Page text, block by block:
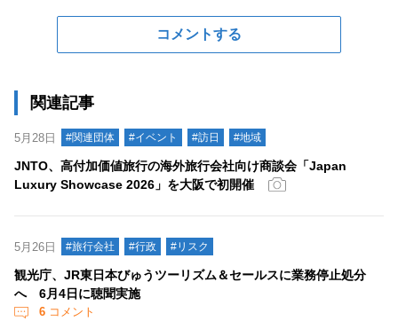
コメントする
関連記事
5月28日 #関連団体 #イベント #訪日 #地域
JNTO、高付加価値旅行の海外旅行会社向け商談会「Japan
Luxury Showcase 2026」を大阪で初開催
5月26日 #旅行会社 #行政 #リスク
観光庁、JR東日本びゅうツーリズム＆セールスに業務停止処分
へ 6月4日に聴聞実施
6 コメント